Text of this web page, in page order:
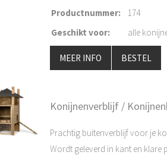
Productnummer:
174
Geschikt voor: alle
MEER INFO BESTEL
Konijnenverblijf /
Prachtig buitenverblijf voor je
Wordt geleverd in kant en klare